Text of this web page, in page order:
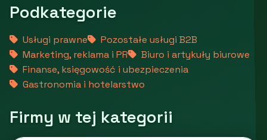
Podkategorie
Usługi prawne
Pozostałe usługi B2B
Marketing, reklama i PR
Biuro i artykuły biurowe
Finanse, księgowość i ubezpieczenia
Gastronomia i hotelarstwo
Firmy w tej kategorii